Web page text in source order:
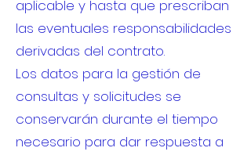
aplicable y hasta que prescriban
las eventuales responsabilidades
derivadas del contrato.
Los datos para la gestión de
consultas y solicitudes se
conservarán durante el tiempo
necesario para dar respuesta a